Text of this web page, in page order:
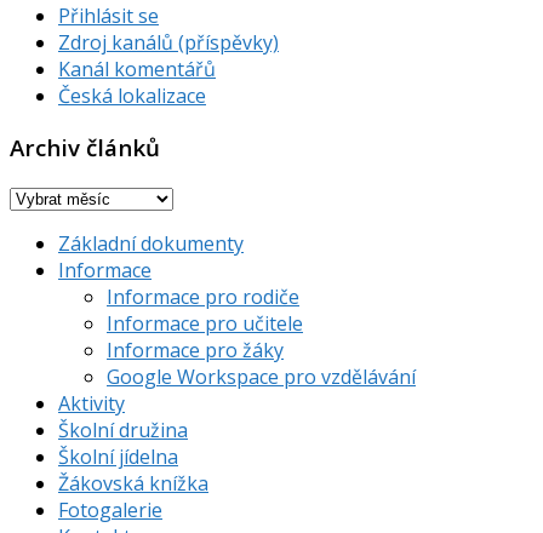
Přihlásit se
Zdroj kanálů (příspěvky)
Kanál komentářů
Česká lokalizace
Archiv článků
Archiv
Základní dokumenty
Informace
Informace pro rodiče
Informace pro učitele
Informace pro žáky
Google Workspace pro vzdělávání
Aktivity
Školní družina
Školní jídelna
Žákovská knížka
Fotogalerie